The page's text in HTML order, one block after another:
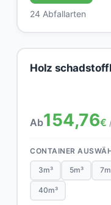
24 Abfallarten
Holz
Ab154,76€
CONTAINER
3m³ 5m³
40m³